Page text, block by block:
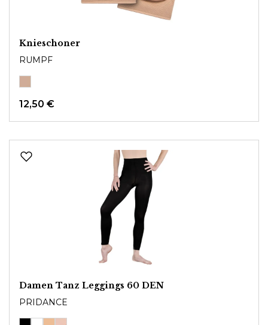
Knieschoner
RUMPF
12,50 €
Damen Tanz Leggings 60 DEN
PRIDANCE